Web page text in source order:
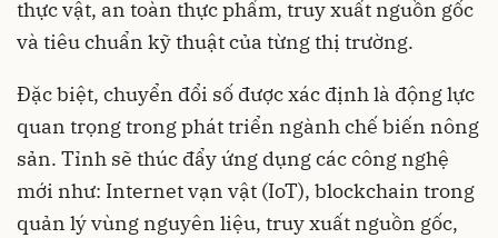
thực vật, an toàn thực phẩm, truy xuất nguồn gốc
và tiêu chuẩn kỹ thuật của từng thị trường.
Đặc biệt, chuyển đổi số được xác định là động lực
quan trọng trong phát triển ngành chế biến nông
sản. Tỉnh sẽ thúc đẩy ứng dụng các công nghệ
mới như: Internet vạn vật (IoT), blockchain trong
quản lý vùng nguyên liệu, truy xuất nguồn gốc,